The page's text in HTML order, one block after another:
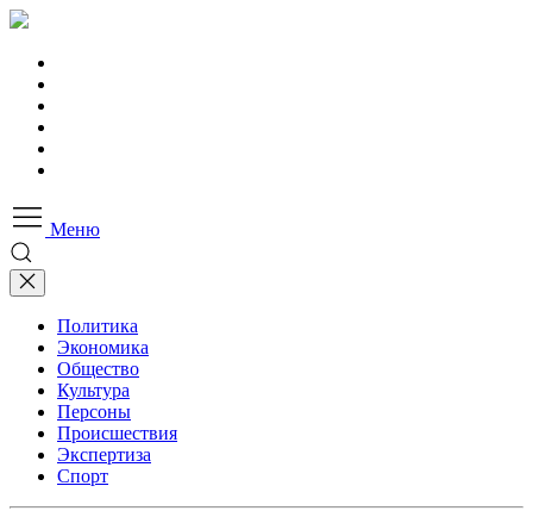
Меню
Политика
Экономика
Общество
Культура
Персоны
Происшествия
Экспертиза
Спорт